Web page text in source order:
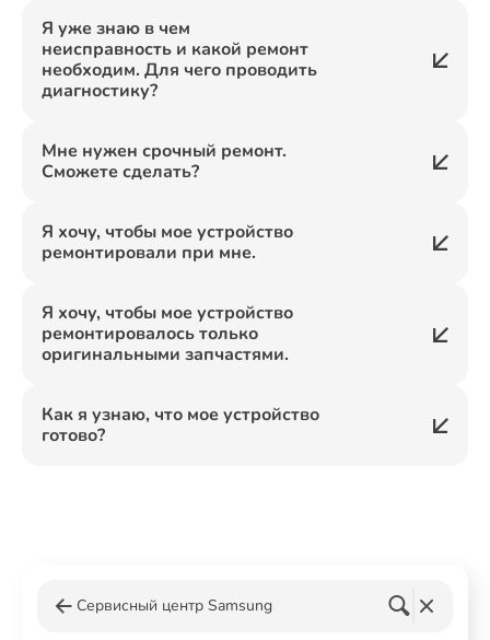
Я уже знаю в чем
неисправность и какой ремонт
необходим. Для чего проводить
диагностику?
Мне нужен срочный ремонт.
Сможете сделать?
Я хочу, чтобы мое устройство
ремонтировали при мне.
Я хочу, чтобы мое устройство
ремонтировалось только
оригинальными запчастями.
Как я узнаю, что мое устройство
готово?
Сервисный центр Samsung